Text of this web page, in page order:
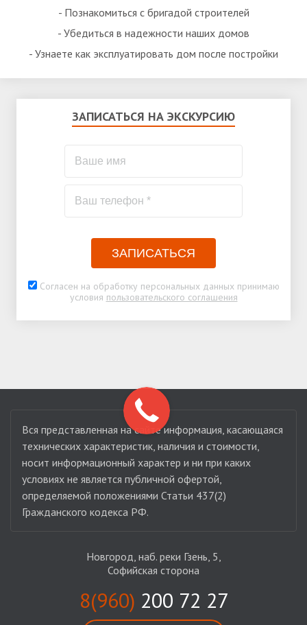
- Познакомиться с бригадой строителей
- Убедиться в надежности наших домов
- Узнаете как эксплуатировать дом после постройки
ЗАПИСАТЬСЯ НА ЭКСКУРСИЮ
ЗАПИСАТЬСЯ
Согласен на обработку персональных данных принимаю
условия пользовательского соглашения
Вся представленная на сайте информация, касающаяся
технических характеристик, наличия и стоимости,
носит информационный характер и ни при каких
условиях не является публичной офертой,
определяемой положениями Статьи 437(2)
Гражданского кодекса РФ.
Новгород, наб. реки Гзень, 5,
Софийская сторона
8(960) 200 72 27